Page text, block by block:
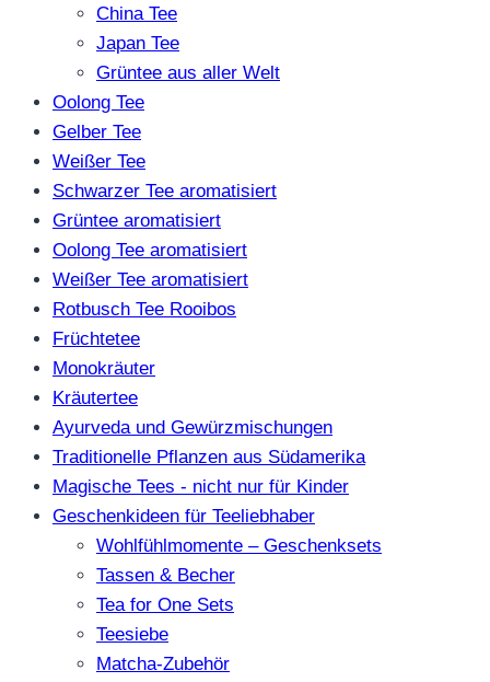
China Tee
Japan Tee
Grüntee aus aller Welt
Oolong Tee
Gelber Tee
Weißer Tee
Schwarzer Tee aromatisiert
Grüntee aromatisiert
Oolong Tee aromatisiert
Weißer Tee aromatisiert
Rotbusch Tee Rooibos
Früchtetee
Monokräuter
Kräutertee
Ayurveda und Gewürzmischungen
Traditionelle Pflanzen aus Südamerika
Magische Tees - nicht nur für Kinder
Geschenkideen für Teeliebhaber
Wohlfühlmomente – Geschenksets
Tassen & Becher
Tea for One Sets
Teesiebe
Matcha-Zubehör